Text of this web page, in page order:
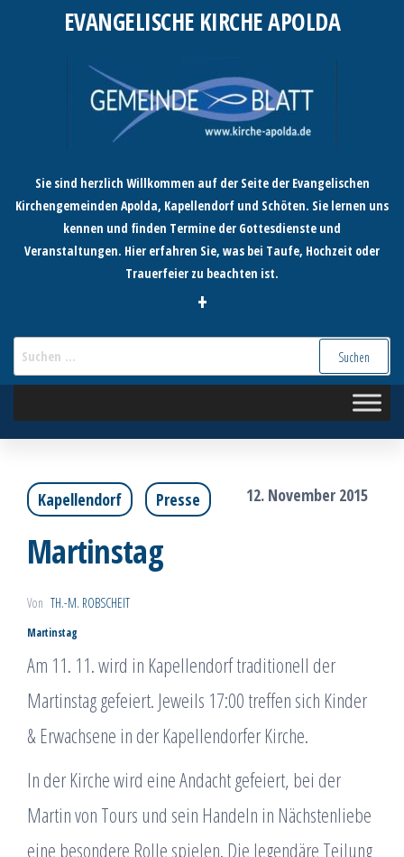
EVANGELISCHE KIRCHE APOLDA
Sie sind herzlich Willkommen auf der Seite der Evangelischen
Kirchengemeinden Apolda, Kapellendorf und Schöten. Sie lernen uns
kennen und finden Termine der Gottesdienste und
Veranstaltungen. Hier erfahren Sie, was bei Taufe, Hochzeit oder
Trauerfeier zu beachten ist.
+
Kapellendorf Presse 12. November 2015
Martinstag
Von TH.-M. ROBSCHEIT
Martinstag
Am 11. 11. wird in Kapellendorf traditionell der
Martinstag gefeiert. Jeweils 17:00 treffen sich Kinder
& Erwachsene in der Kapellendorfer Kirche.
In der Kirche wird eine Andacht gefeiert, bei der
Martin von Tours und sein Handeln in Nächstenliebe
eine besondere Rolle spielen. Die legendäre Teilung